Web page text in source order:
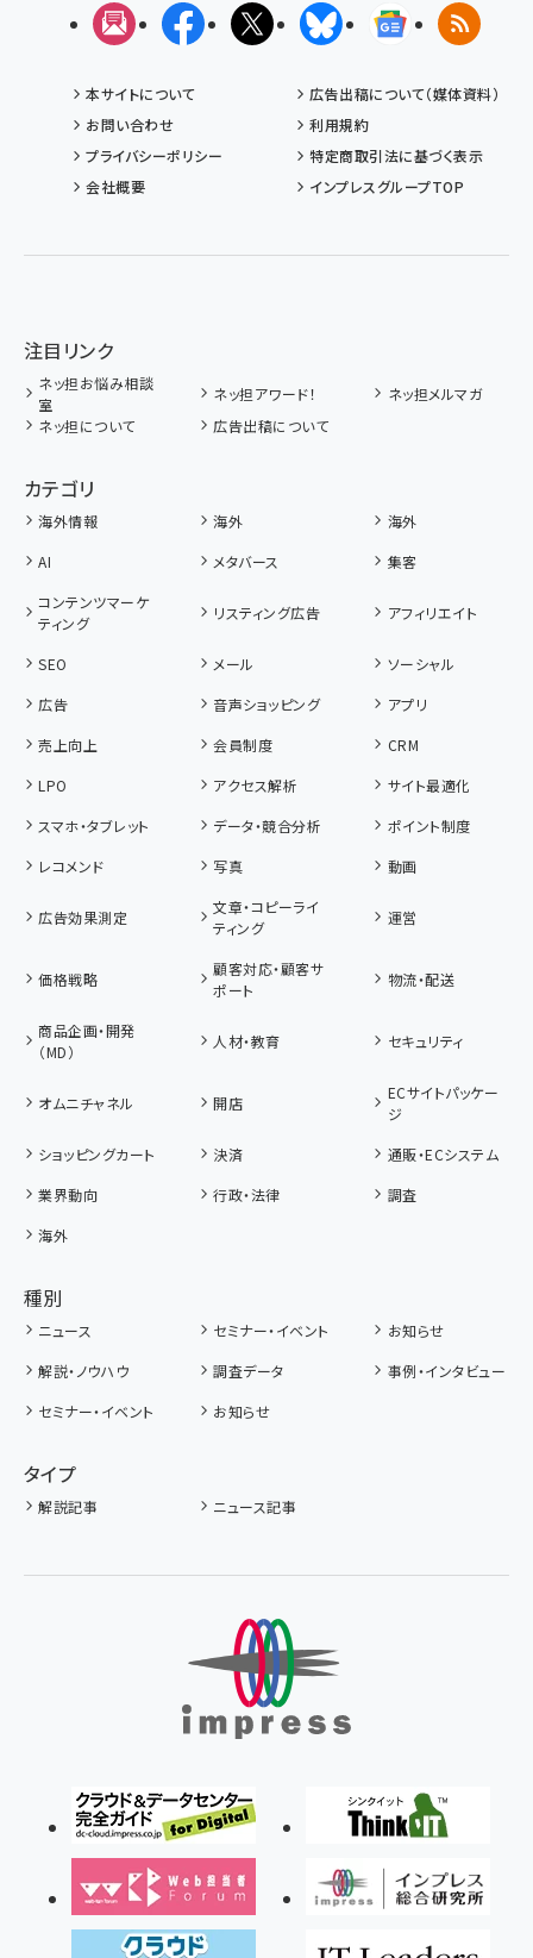
メルマガFacebookX(エックス)BlueskyGoogleニュ
RSS
本サイトについて
広告出稿について（媒体資料）
お問い合わせ
利用規約
プライバシーポリシー
特定商取引法に基づく表示
会社概要
インプレスグループTOP
注目リンク
ネッ担お悩み相談
室
ネッ担アワード！
ネッ担メルマガ
ネッ担について
広告出稿について
カテゴリ
海外情報 海外
海外
AI
メタバース
集客
コンテンツマーケ
ティング
リスティング広告 アフィリエイト
SEO メール
ソーシャル
広告
音声ショッピング
アプリ
売上向上
会員制度
CRM
LPO
アクセス解析
サイト最適化
スマホ・タブレット
データ・競合分析
ポイント制度
レコメンド
写真 動画
広告効果測定
文章・コピーライ
ティング
運営
価格戦略
顧客対応・顧客サ
ポート
物流・配送
商品企画・開発
（MD）
人材・教育 セキュリティ
オムニチャネル 開店
ECサイトパッケー
ジ
ショッピングカート
決済
通販・ECシステム
業界動向
行政・法律
調査
海外
種別
ニュース セミナー・イベント
お知らせ
解説・ノウハウ
調査データ
事例・インタビュー
セミナー・イベント
お知らせ
タイプ
解説記事 ニュース記事